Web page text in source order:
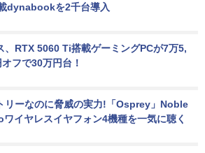
dynabookを2千台導入
、RTX 5060 Ti搭載ゲーミングPCが7万5,
フで30万円台！
リーなのに脅威の実力!「Osprey」Noble
イヤレスイヤフォン4機種を一気に聴く